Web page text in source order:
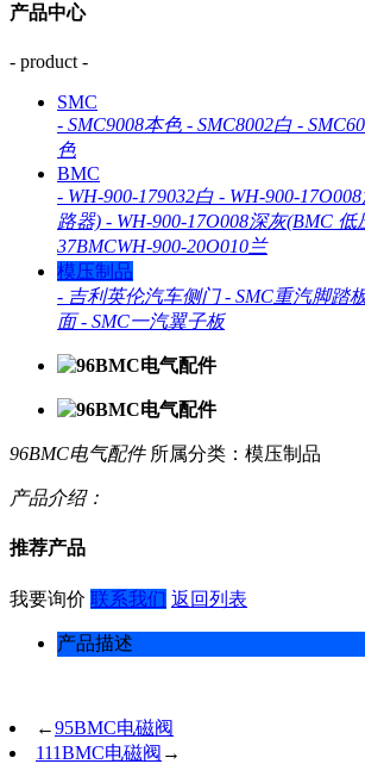
产品中心
- product -
SMC
- SMC9008本色 - SMC8002白 -
色
BMC
- WH-900-179032白 - WH-900-
路器) - WH-900-17O008深灰(BMC
37BMCWH-900-20O010兰
模压制品
- 吉利英伦汽车侧门 - SMC重汽脚踏
面 - SMC一汽翼子板
96BMC电气配件 所属分类：模压制品
产品介绍：
推荐产品
我要询价 联系我们 返回列表
产品描述
←95BMC电磁阀
111BMC电磁阀 →